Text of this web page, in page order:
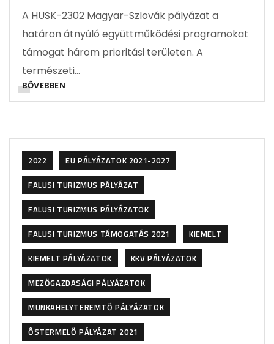
A HUSK-2302 Magyar-Szlovák pályázat a
határon átnyúló együttműködési programokat
támogat három prioritási területen. A
természeti…
BŐVEBBEN
2022
EU PÁLYÁZATOK 2021-2027
FALUSI TURIZMUS PÁLYÁZAT
FALUSI TURIZMUS PÁLYÁZATOK
FALUSI TURIZMUS TÁMOGATÁS 2021
KIEMELT
KIEMELT PÁLYÁZATOK
KKV PÁLYÁZATOK
MEZŐGAZDASÁGI PÁLYÁZATOK
MUNKAHELYTEREMTŐ PÁLYÁZATOK
ŐSTERMELŐ PÁLYÁZAT 2021